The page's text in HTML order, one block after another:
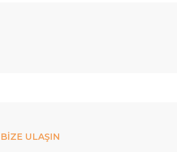
BİZE ULAŞIN